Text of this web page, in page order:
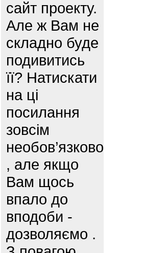
сайт проекту.
Але ж Вам не
складно буде
подивитись
її? Натискати
на ці
посилання
зовсім
необов’язково
, але якщо
Вам щось
впало до
вподоби -
дозволяємо .